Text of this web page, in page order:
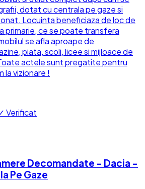
dotat cu centrala pe gaze si
Locuinta beneficiaza de loc de
primarie, ce se poate transfera
se afla aproape de
piata, scoli, licee si mijloace de
actele sunt pregatite pentru
la vizionare !
Verificat
Decomandate - Dacia -
Pe Gaze